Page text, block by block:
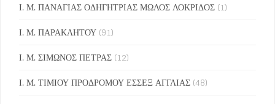
Ι. Μ. ΠΑΝΑΓΙΑΣ ΟΔΗΓΗΤΡΙΑΣ ΜΩΛΟΣ ΛΟΚΡΙΔΟΣ (1)
Ι. Μ. ΠΑΡΑΚΛΗΤΟΥ (91)
Ι. Μ. ΣΙΜΩΝΟΣ ΠΕΤΡΑΣ (12)
Ι. Μ. ΤΙΜΙΟΥ ΠΡΟΔΡΟΜΟΥ ΕΣΣΕΞ ΑΓΓΛΙΑΣ (48)